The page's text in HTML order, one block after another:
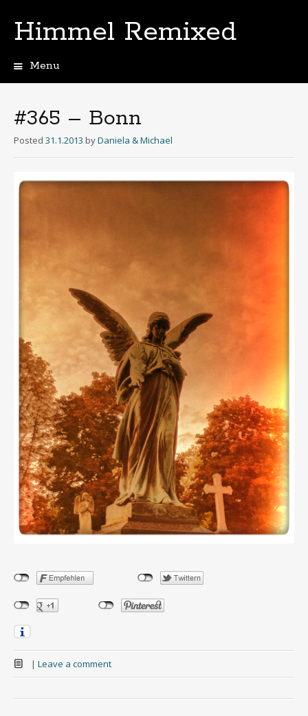
Himmel Remixed
Menu
content
#365 – Bonn
Posted 31.1.2013 byDaniela & Michael
| Leave a comment